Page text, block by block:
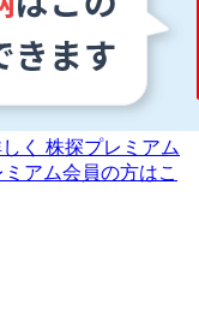
く 株探プレミアム
ミアム会員の方はこ